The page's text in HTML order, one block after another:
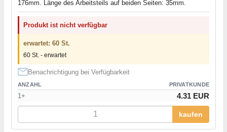
176mm. Länge des Arbeitsteils auf beiden Seiten: 35mm.
Produkt ist nicht verfügbar
erwartet: 60 St.
60 St. - erwartet
Benachrichtigung bei Verfügbarkeit
ANZAHL PRIVATKUNDE
1+ 4.31 EUR
kaufen